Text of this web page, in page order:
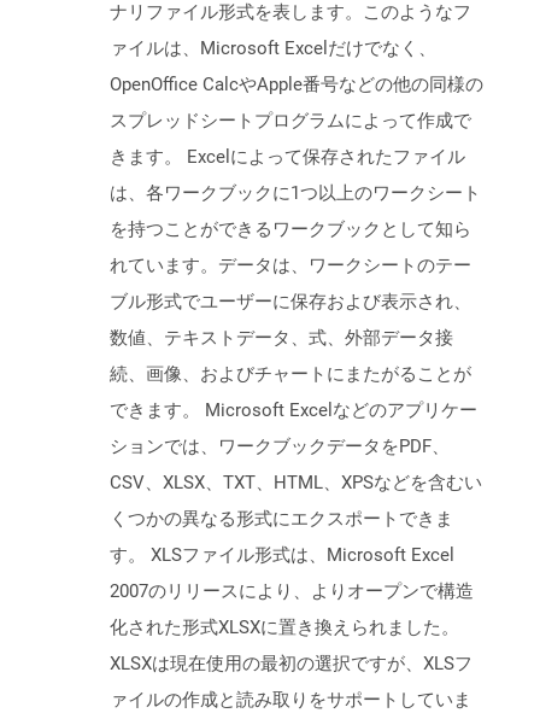
ナリファイル形式を表します。このようなフ
ァイルは、Microsoft Excelだけでなく、
OpenOffice CalcやApple番号などの他の同様の
スプレッドシートプログラムによって作成で
きます。 Excelによって保存されたファイル
は、各ワークブックに1つ以上のワークシート
を持つことができるワークブックとして知ら
れています。データは、ワークシートのテー
ブル形式でユーザーに保存および表示され、
数値、テキストデータ、式、外部データ接
続、画像、およびチャートにまたがることが
できます。 Microsoft Excelなどのアプリケー
ションでは、ワークブックデータをPDF、
CSV、XLSX、TXT、HTML、XPSなどを含むい
くつかの異なる形式にエクスポートできま
す。 XLSファイル形式は、Microsoft Excel
2007のリリースにより、よりオープンで構造
化された形式XLSXに置き換えられました。
XLSXは現在使用の最初の選択ですが、XLSフ
ァイルの作成と読み取りをサポートしていま